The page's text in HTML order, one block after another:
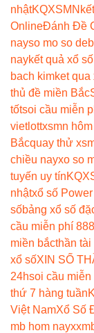
nhậtKQXSMN
OnlineĐánh Đề
nayso mo so de
naykết quả xổ
bach kimket qua
thủ đề miền Bắc
tốtsoi cầu miễn
vietlottxsmn
Bắcquay thử
chiều nayxo so
tuyến uy tín
nhậtxổ số
sốbảng xổ số
cầu miễn phí
miền bắcthần tài
xổ sốXIN SỐ
24hsoi cầu miễn
thứ 7 hàng tuần
Việt NamXổ Số
mb hom nay